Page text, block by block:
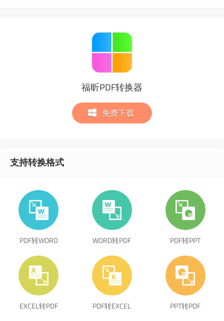
福昕PDF转换器
免费下载
支持转换格式
PDF转WORD WORD转PDF PDF转PPT
EXCEL转PDF PDF转EXCEL PPT转PDF